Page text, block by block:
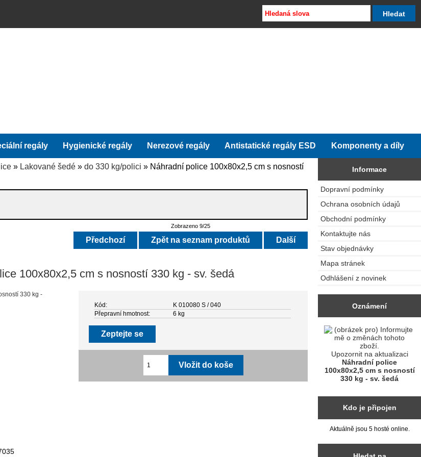
regály Hygienické regály Nerezové regály Antistatické regály ESD Komponenty a díly
» Lakované šedé »do 330 kg/polici » Náhradní police 100x80x2,5 cm s nosností
Zobrazeno 9/25
Předchozí Zpět na seznam produktů Další
100x80x2,5 cm s nosností 330 kg - sv. šedá
Kód:
K 010080 S / 040
Přepravní hmotnost:
6 kg
Zeptejte se
Informace
Dopravní podmínky
Ochrana osobních údajů
Obchodní podmínky
Kontaktujte nás
Stav objednávky
Mapa stránek
Odhlášení z novinek
Oznámení
Upozornit na aktualizaci
Náhradní police
100x80x2,5 cm s nosností
330 kg - sv. šedá
Kdo je připojen
Aktuálně jsou 5 hosté online.